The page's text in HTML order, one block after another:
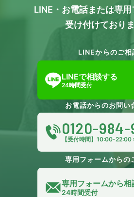
LINE・お電話または専用
受け付けておりま
LINEからのご相
LINEで相談する
24時間受付
お電話からのお問い
0120-984-
【受付時間】10:00-22:00
専用フォームからの
専用フォームから相
24時間受付